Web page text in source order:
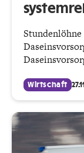
Wirtschaft